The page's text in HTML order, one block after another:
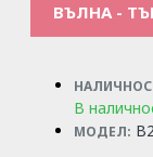
ВЪЛНА -
В
МОДЕЛ: